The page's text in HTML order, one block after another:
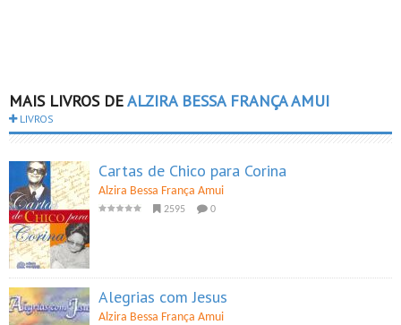
MAIS LIVROS DEALZIRA BESSA FRANÇA AMUI
LIVROS
Cartas de Chico para Corina
Alzira Bessa França Amui
2595 0
Alegrias com Jesus
Alzira Bessa França Amui